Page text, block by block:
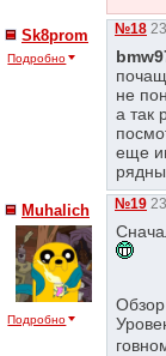
Sk8prom
Подробно
№18
не
а так
еще
Muhalich
Подробно
№19
Обзор